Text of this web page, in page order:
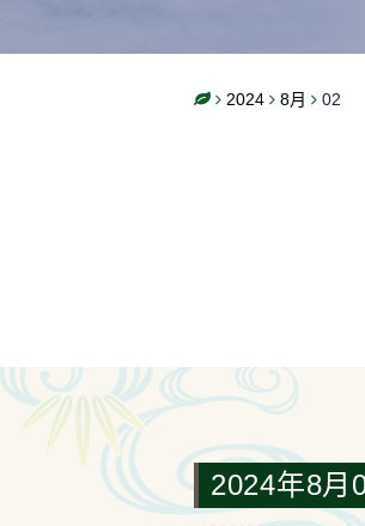
2024 8月 02
2024年8月